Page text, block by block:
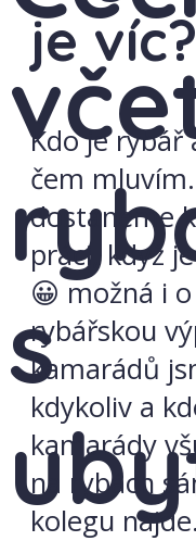
s
je víc?
Kdo je rybář
čem
dostaneme
práci, když
😀 možná i
rybářskou
kamarádů
kdykoliv a
kamarády
na rybách
kolegu najde.